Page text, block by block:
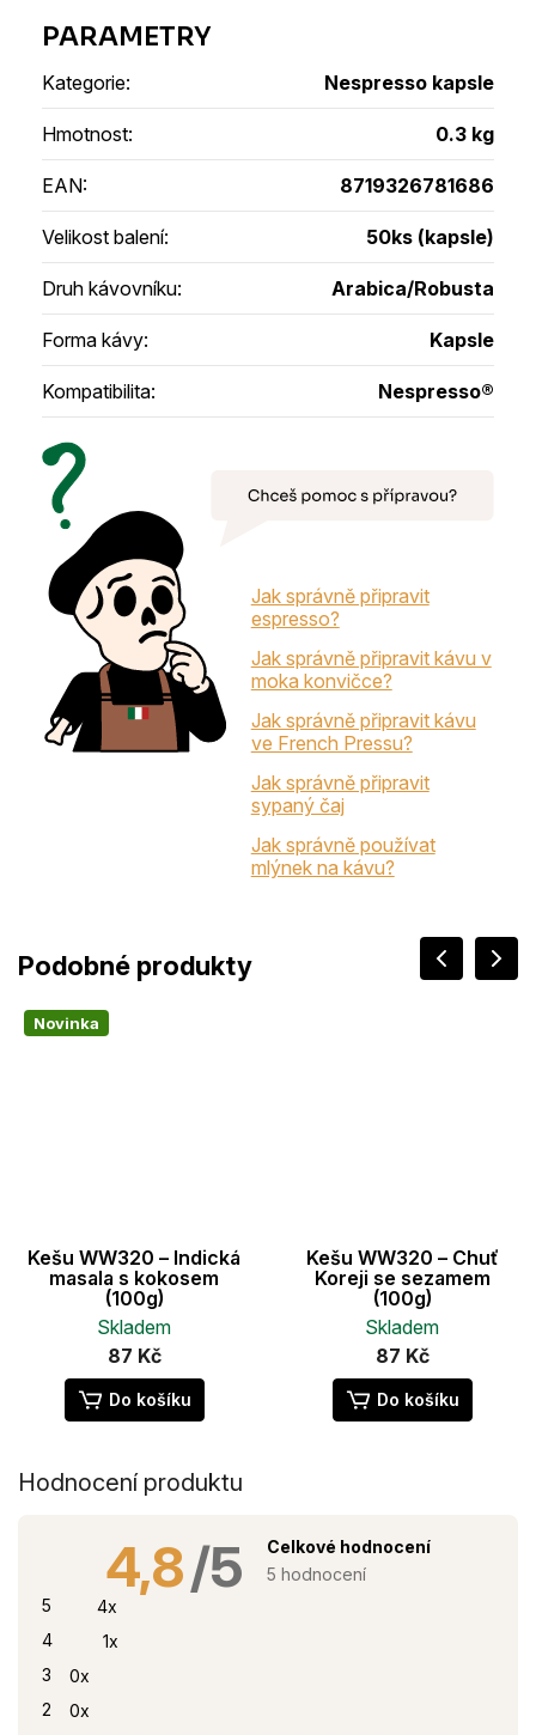
Kategorie: Nespresso kapsle
Hmotnost: 0.3 kg
EAN: 8719326781686
Velikost balení: 50ks (kapsle)
Druh kávovníku: Arabica/Robusta
Forma kávy: Kapsle
Kompatibilita: Nespresso®
Jak správně připravit
espresso?
Jak správně připravit kávu v
moka konvičce?
Jak správně připravit kávu
ve French Pressu?
Jak správně připravit
sypaný čaj
Jak správně používat
mlýnek na kávu?
Novinka
Kešu WW320 – Indická
masala s kokosem
(100g)
Skladem
87 Kč
Do košíku
Kešu WW320 – Chuť
Koreji se sezamem
(100g)
Skladem
87 Kč
Do košíku
Hodnocení produktu
4,8
Průměrné
5 hodnocení
5
4x
4
1x
3
0x
2
0x